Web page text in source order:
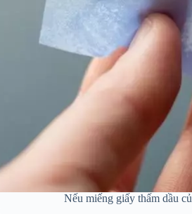
Nếu miếng giấy thấm dầu